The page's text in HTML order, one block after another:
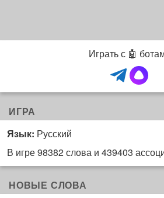
Играть с 🤖
ИГРА
Язык: Русский
В игре 98382 слова и 439403
НОВЫЕ СЛОВА